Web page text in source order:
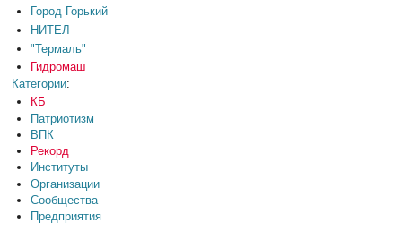
Город Горький
НИТЕЛ
"Термаль"
Гидромаш
Категории:
КБ
Патриотизм
ВПК
Рекорд
Институты
Организации
Сообщества
Предприятия